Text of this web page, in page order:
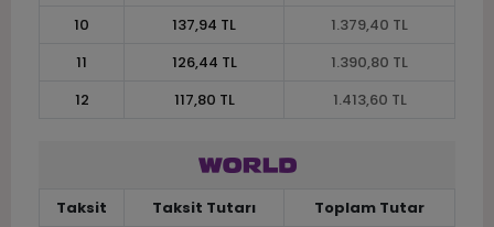
10
137,94 TL
1.379,40 TL
11
126,44 TL
1.390,80 TL
12
117,80 TL 1.413,60 TL
Taksit Taksit Tutarı
Toplam Tutar